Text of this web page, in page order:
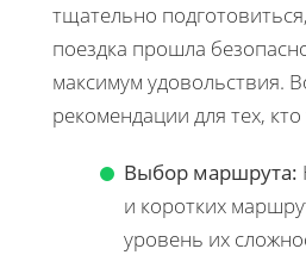
тщательно
поездка прошла
максимум удовольствия.
рекомендации для тех,
Выбор маршрута:
и коротких
уровень их